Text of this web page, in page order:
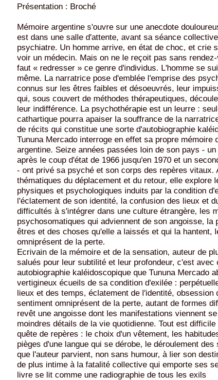
Présentation : Broché
Mémoire argentine s'ouvre sur une anecdote
est dans une salle d'attente, avant sa séance
psychiatre. Un homme arrive, en état de choc, et crie
voir un médecin. Mais on ne le reçoit pas sans
faut « redresser » ce genre d'individus. L'homme se
même. La narratrice pose d'emblée l'emprise des
connus sur les êtres faibles et désoeuvrés, leur
qui, sous couvert de méthodes thérapeutiques,
leur indifférence. La psychothérapie est un leurre :
cathartique pourra apaiser la souffrance de la
de récits qui constitue une sorte d'autobiographie
Tununa Mercado interroge en effet sa propre mémoire
argentine. Seize années passées loin de son pays -
après le coup d'état de 1966 jusqu'en 1970 et un
- ont privé sa psyché et son corps des repères vitaux.
thématiques du déplacement et du retour, elle explore
physiques et psychologiques induits par la condition
l'éclatement de son identité, la confusion des lieux et
difficultés à s'intégrer dans une culture étrangère, les
psychosomatiques qui adviennent de son angoisse, la
êtres et des choses qu'elle a laissés et qui la hantent,
omniprésent de la perte.
Ecrivain de la mémoire et de la sensation, auteur de
salués pour leur subtilité et leur profondeur, c'est avec
autobiographie kaléidoscopique que Tununa Mercado
vertigineux écueils de sa condition d'exilée :
lieux et des temps, éclatement de l'identité, obsession
sentiment omniprésent de la perte, autant de formes
revêt une angoisse dont les manifestations viennent
moindres détails de la vie quotidienne. Tout est
quête de repères : le choix d'un vêtement, les
pièges d'une langue qui se dérobe, le déroulement
que l'auteur parvient, non sans humour, à lier son
de plus intime à la fatalité collective qui emporte ses
livre se lit comme une radiographie de tous les exils